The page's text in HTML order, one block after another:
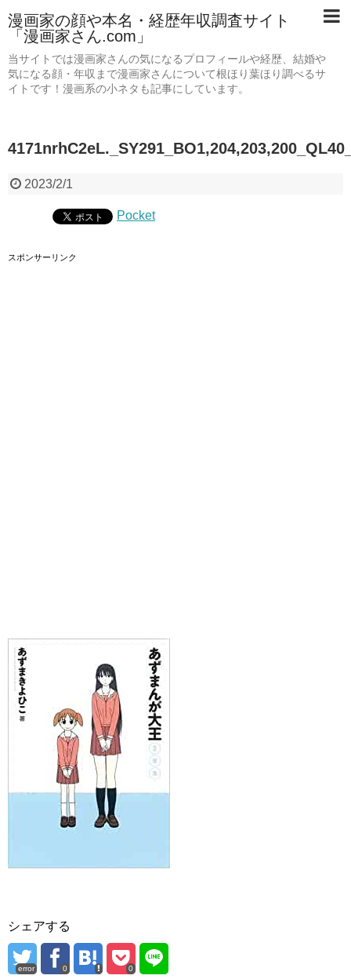
漫画家の顔や本名・経歴年収調査サイト
「漫画家さん.com」
当サイトでは漫画家さんの気になるプロフィールや経歴、結婚や
気になる顔・年収まで漫画家さんについて根ほり葉ほり調べるサ
イトです！漫画系の小ネタも記事にしています。
2023/2/1
Pocket
スポンサーリンク
シェアする
error 0 0